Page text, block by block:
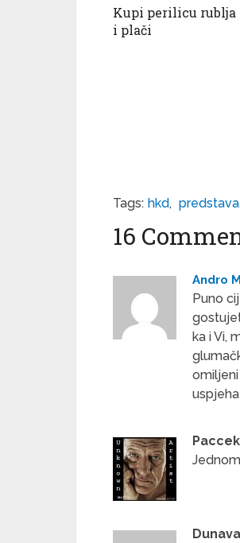
Kupi perilicu rublja
i plači
Tags: hkd, predstava
16
Andro
Puno
ka i Vi,